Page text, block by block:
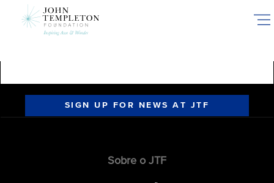
SIGN UP FOR NEWS AT JTF
Sobre o JTF